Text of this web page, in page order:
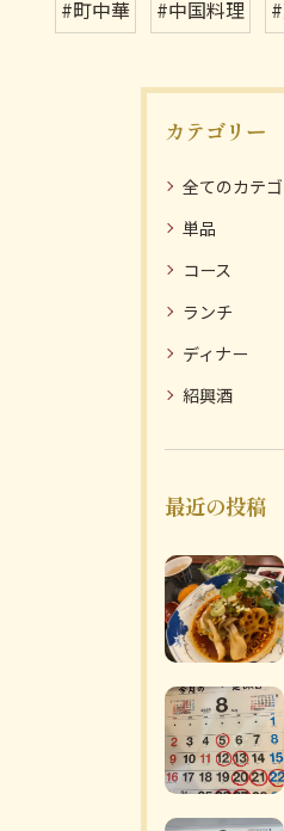
#町中華 #中国料理
カテゴリー
全てのカテ
単品
コース
ランチ
ディナー
紹興酒
最近の投稿